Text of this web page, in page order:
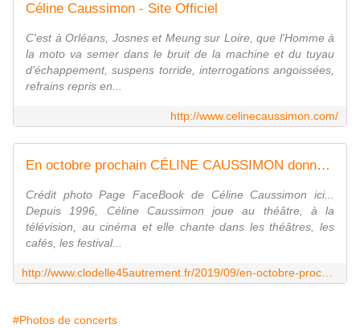
Céline Caussimon - Site Officiel
C'est à Orléans, Josnes et Meung sur Loire, que l'Homme à
la moto va semer dans le bruit de la machine et du tuyau
d'échappement, suspens torride, interrogations angoissées,
refrains repris en...
http://www.celinecaussimon.com/
En octobre prochain CÉLINE CAUSSIMON donnera des CONCERTS à Orléans, Josnes et Meung sur Loire - VIVRE AUTREMENT VOS LOISIRS avec Clodelle
Crédit photo Page FaceBook de Céline Caussimon ici...
Depuis 1996, Céline Caussimon joue au théâtre, à la
télévision, au cinéma et elle chante dans les théâtres, les
cafés, les festival...
#Photos de concerts